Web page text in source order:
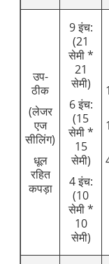
उप-
ठीक
(लेजर
एज
सीलिंग)
धूल
रहित
कपड़ा
9 इंच:
(21
सेमी *
21
सेमी)
6 इंच:
(15
सेमी *
15
सेमी)
4 इंच:
(10
सेमी *
10
सेमी)